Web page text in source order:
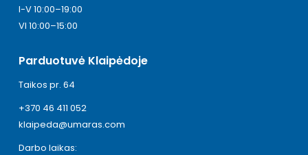
I-V 10:00–19:00
VI 10:00–15:00
Parduotuvė Klaipėdoje
Taikos pr. 64
+370 46 411 052
klaipeda@umaras.com
Darbo laikas: